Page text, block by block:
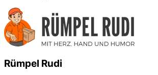
Rümpel Rudi